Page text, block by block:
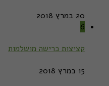
20 במרץ 2018
6
קציצות כרישה מושלמות
15 במרץ 2018